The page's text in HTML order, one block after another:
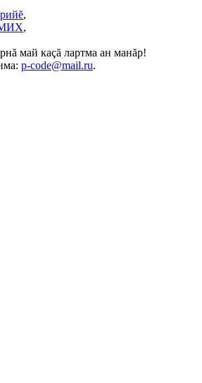
,
МИХ,
май каçă лартма ан манăр!
p-code@mail.ru.